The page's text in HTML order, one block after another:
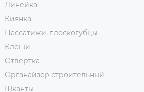
Линейка
Киянка
Пассатижи, плоскогубцы
Клещи
Отвертка
Органайзер строительный
Шканты